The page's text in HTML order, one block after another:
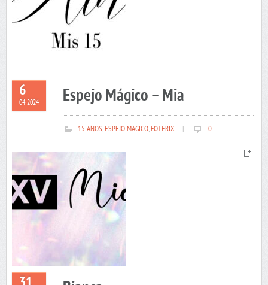
6
04 2024 Espejo Mágico – Mia
15 AÑOS,ESPEJO MAGICO,FOTERIX 0